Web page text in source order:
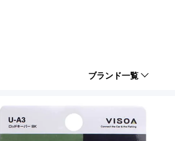
ブランド一覧